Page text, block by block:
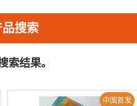
搜索
索结果。
中国首发